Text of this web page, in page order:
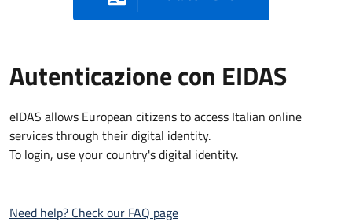
Autenticazione con EIDAS
eIDAS allows European citizens to access Italian online
services through their digital identity.
To login, use your country's digital identity.
Need help? Check our FAQ page